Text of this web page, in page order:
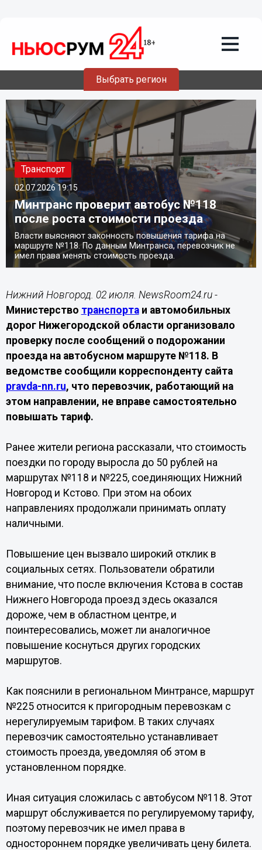
Выбрать регион
Транспорт
02.07.202619:15
Минтранс проверит автобус №118
после роста стоимости проезда
Власти выясняют законность повышения тарифа на
маршруте №118. По данным Минтранса, перевозчик не
имел права менять стоимость проезда.
Нижний Новгород. 02 июля. NewsRoom24.ru -
Министерство транспортаи автомобильных
дорог Нижегородской области организовало
проверку после сообщений о подорожании
проезда на автобусном маршруте №118. В
ведомстве сообщили корреспонденту сайта
pravda-nn.ru, что перевозчик, работающий на
этом направлении, не вправе самостоятельно
повышать тариф.
Ранее жители региона рассказали, что стоимость
поездки по городу выросла до 50 рублей на
маршрутах №118 и №225, соединяющих Нижний
Новгород и Кстово. При этом на обоих
направлениях продолжали принимать оплату
наличными.
Повышение цен вызвало широкий отклик в
социальных сетях. Пользователи обратили
внимание, что после включения Кстова в состав
Нижнего Новгорода проезд здесь оказался
дороже, чем в областном центре, и
поинтересовались, может ли аналогичное
повышение коснуться других городских
маршрутов.
Как пояснили в региональном Минтрансе, маршрут
№225 относится к пригородным перевозкам с
нерегулируемым тарифом. В таких случаях
перевозчик самостоятельно устанавливает
стоимость проезда, уведомляя об этом в
установленном порядке.
Иная ситуация сложилась с автобусом №118. Этот
маршрут обслуживается по регулируемому тарифу,
поэтому перевозчик не имел права в
одностороннем порядке увеличивать цену билета.